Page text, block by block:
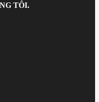
TÔI.